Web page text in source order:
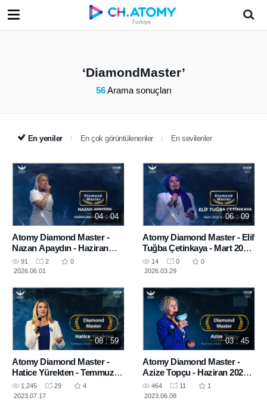
Türkiye
DiamondMaster
56Arama sonuçları
En yeniler En çok görüntülenenler En sevilenler
04 : 04
Atomy Diamond Master -
Nazan Apaydın - Haziran
2026 Success Academy
91 2
0
2026.06.01
06 : 09
Atomy Diamond Master - Elif
Tuğba Çetinkaya - Mart 2026
Success Academy
14 0
0
2026.03.29
08 : 59
Atomy Diamond Master -
Hatice Yürekten - Temmuz
2023 Success Academy
1,245 29
4
2023.07.17
03 : 45
Atomy Diamond Master -
Azize Topçu - Haziran 2023
Success Academy
464 11
1
2023.06.08